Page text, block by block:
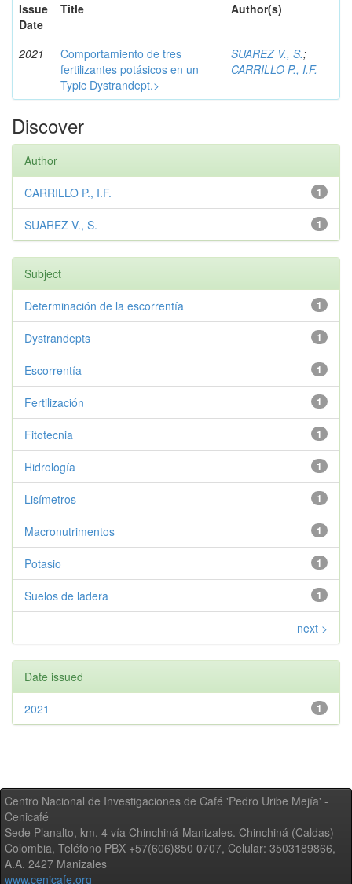
Issue
Date
Title Author(s)
2021
Comportamiento de tres
fertilizantes potásicos en un
Typic Dystrandept.>
SUAREZ V., S.;
CARRILLO P., I.F.
Discover
Author
1
CARRILLO P., I.F.
1
SUAREZ V., S.
Subject
1
Determinación de la escorrentía
1
Dystrandepts
1
Escorrentía
1
Fertilización
1
Fitotecnia
1
Hidrología
1
Lisímetros
1
Macronutrimentos
1
Potasio
1
Suelos de ladera
next >
Date issued
1
2021
Centro Nacional de Investigaciones de Café 'Pedro Uribe Mejía' -
Cenicafé
Sede Planalto, km. 4 vía Chinchiná-Manizales. Chinchiná (Caldas) -
Colombia, Teléfono PBX +57(606)850 0707, Celular: 3503189866,
A.A. 2427 Manizales
www.cenicafe.org